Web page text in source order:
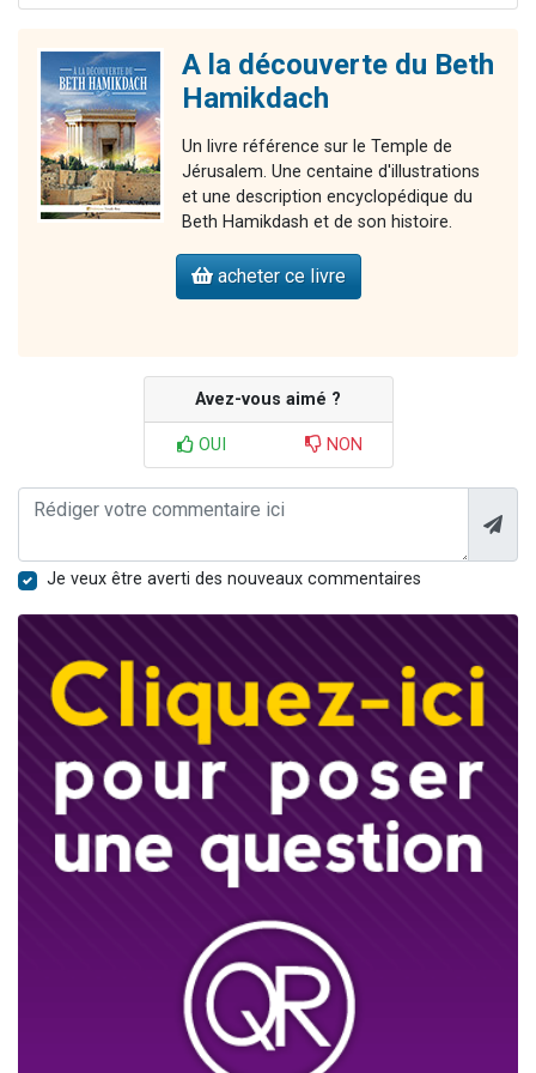
A la découverte du Beth
Hamikdach
Un livre référence sur le Temple de
Jérusalem. Une centaine d'illustrations
et une description encyclopédique du
Beth Hamikdash et de son histoire.
acheter ce livre
Avez-vous aimé ?
OUI NON
Je veux être averti des nouveaux commentaires